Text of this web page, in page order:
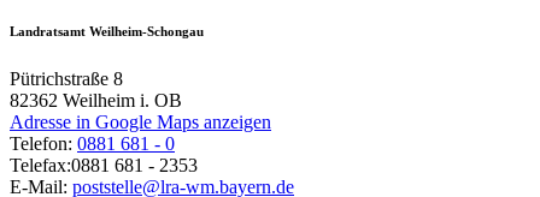
Landratsamt Weilheim-Schongau
Pütrichstraße 8
82362 Weilheim i. OB
Adresse in Google Maps anzeigen
Telefon: 0881 681 - 0
Telefax:0881 681 - 2353
E-Mail: poststelle@lra-wm.bayern.de